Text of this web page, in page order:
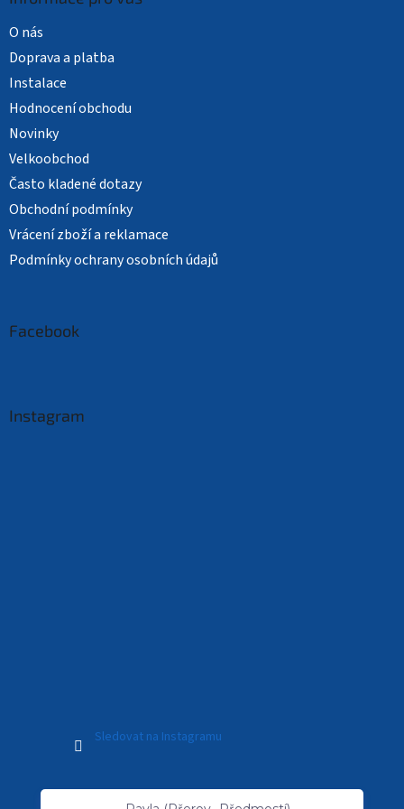
O nás
Doprava a platba
Instalace
Hodnocení obchodu
Novinky
Velkoobchod
Často kladené dotazy
Obchodní podmínky
Vrácení zboží a reklamace
Podmínky ochrany osobních údajů
Facebook
Instagram
Sledovat na Instagramu